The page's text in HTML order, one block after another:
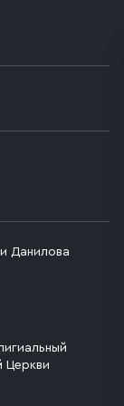
Данилова
Церкви